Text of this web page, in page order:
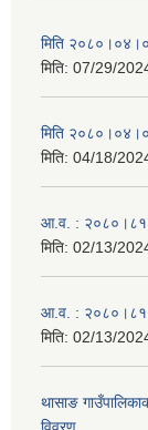
मिति
मिति: 07/29/
मिति
मिति: 04/18/
आ.व. :
मिति: 02/13/
आ.व. :
मिति: 02/13/
थासाङ